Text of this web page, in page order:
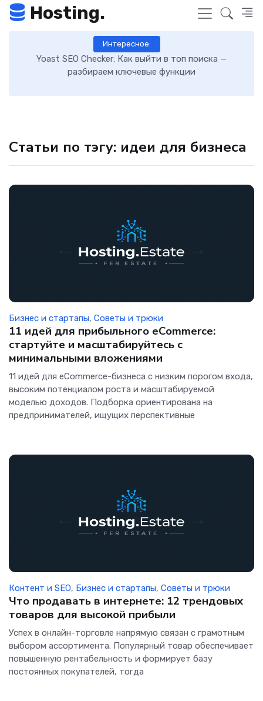
Hosting.
Интересное:
Yoast SEO Checker: Как выйти в топ поиска —
разбираем ключевые функции
Статьи по тэгу: идеи для бизнеса
Бизнес и стартапы, Советы и трюки
11 идей для прибыльного eCommerce:
стартуйте и масштабируйтесь с
минимальными вложениями
11 идей для eCommerce-бизнеса с низким порогом входа,
высоким потенциалом роста и масштабируемой
моделью доходов. Подборка ориентирована на
предпринимателей, ищущих перспективные
Контент и SEO, Бизнес и стартапы, Советы и трюки
Что продавать в интернете: 12 трендовых
товаров для высокой прибыли
Успех в онлайн-торговле напрямую связан с грамотным
выбором ассортимента. Популярный товар обеспечивает
повышенную рентабельность и формирует базу
постоянных покупателей, тогда